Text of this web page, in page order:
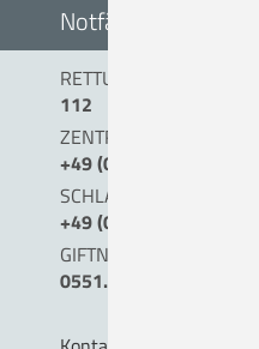
Notfälle
RETTUNGSDIENST/
112
ZENTRALE
+49 (0) 54 31 . 15 - 0
SCHLAGANFALLTELEFON
+49 (0) 5431. 15 45 15
GIFTNOTRUF
0551.19240